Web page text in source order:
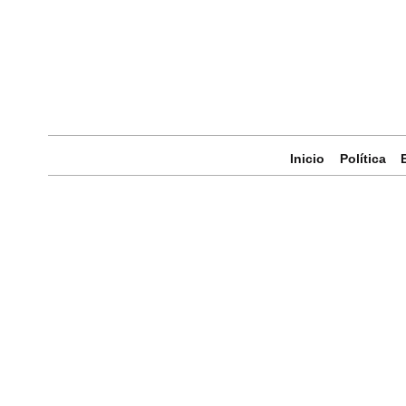
Inicio Política